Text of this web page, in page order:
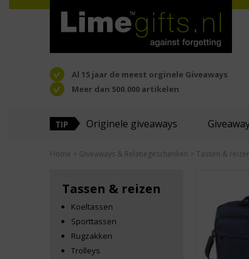
Al 15 jaar de meest orginele Giveaways
Meer dan 500.000 artikelen
Originele giveaways
Home > Giveaways & Relatiegeschenken > Tassen &
Tassen & reizen
Koeltassen
Sporttassen
Rugzakken
Trolleys